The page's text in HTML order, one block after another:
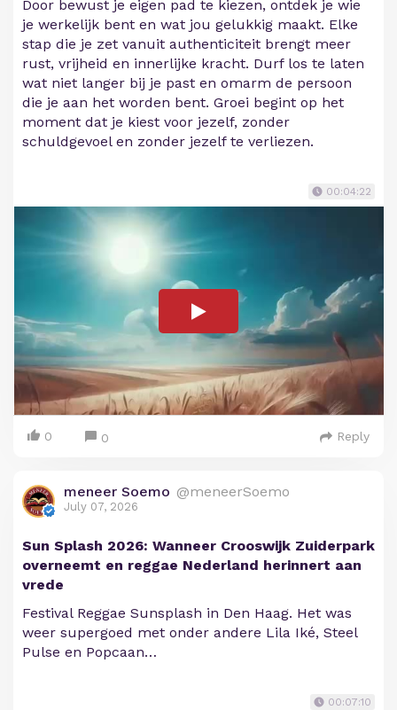
Door bewust je eigen pad te kiezen, ontdek je wie
je werkelijk bent en wat jou gelukkig maakt. Elke
stap die je zet vanuit authenticiteit brengt meer
rust, vrijheid en innerlijke kracht. Durf los te laten
wat niet langer bij je past en omarm de persoon
die je aan het worden bent. Groei begint op het
moment dat je kiest voor jezelf, zonder
schuldgevoel en zonder jezelf te verliezen.
00:04:22
0 0 Reply
meneer Soemo @meneerSoemo
July 07, 2026
Sun Splash 2026: Wanneer Crooswijk Zuiderpark
overneemt en reggae Nederland herinnert aan
vrede
Festival Reggae Sunsplash in Den Haag. Het was
weer supergoed met onder andere Lila Iké, Steel
Pulse en Popcaan…
00:07:10